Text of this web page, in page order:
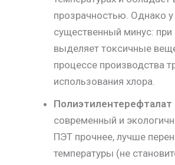
прозрачностью. Однако у
существенный минус: при
выделяет токсичные
процессе производства
использования хлора.
современный и
ПЭТ прочнее, лучше
температуры (не